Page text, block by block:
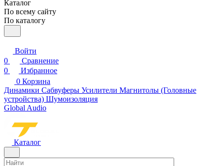
Каталог
По всему сайту
По каталогу
Войти
0
Сравнение
0
Избранное
0 Корзина
Динамики Сабвуферы Усилители Магнитолы (Головные
устройства) Шумоизоляция
Global Audio
Каталог